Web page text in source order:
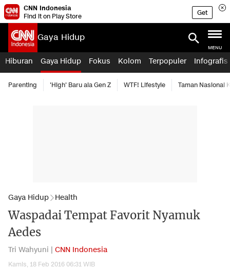
CNN Indonesia
Find it on Play Store
Get
Gaya Hidup
MENU
Hiburan Gaya Hidup Fokus Kolom Terpopuler Infografis
Parenting 'High' Baru ala Gen Z WTF! Lifestyle Taman Nasional
Gaya Hidup Health
Waspadai Tempat Favorit Nyamuk
Aedes
Tri Wahyuni | CNN Indonesia
Kamis, 18 Feb 2016 06:31 WIB